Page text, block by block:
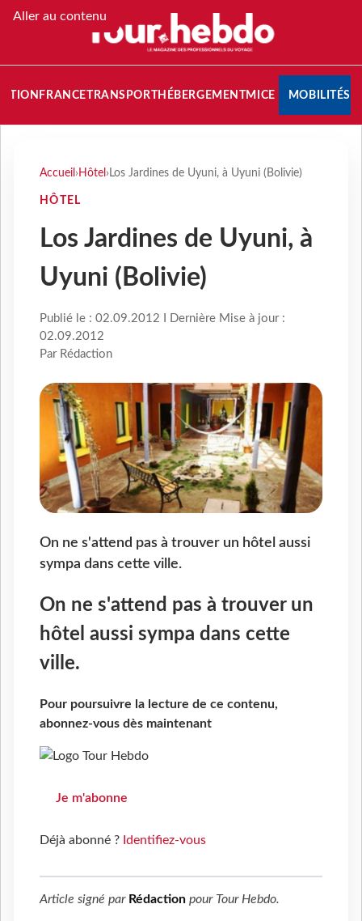
Aller au contenu
FRANCETRANSPORT HÉBERGEMENTMICE MOBILITÉS
Accueil › Hôtel › Los Jardines de Uyuni, à Uyuni (Bolivie)
HÔTEL
Los Jardines de Uyuni, à
Uyuni (Bolivie)
Publié le : 02.09.2012 I Dernière Mise à jour :
02.09.2012
Par Rédaction
On ne s'attend pas à trouver un hôtel aussi
sympa dans cette ville.
On ne s'attend pas à trouver un
hôtel aussi sympa dans cette
ville.
Pour poursuivre la lecture de ce contenu,
abonnez-vous dès maintenant
Je m'abonne
Déjà abonné ? Identifiez-vous
Article signé par Rédaction pour Tour Hebdo.